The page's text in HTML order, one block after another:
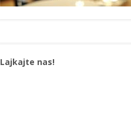
Lajkajte nas!